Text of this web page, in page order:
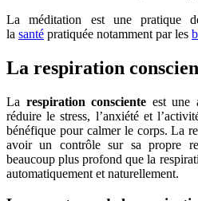
La méditation est une pratique
la santé pratiquée notamment par les
La respiration
La respiration consciente est une
réduire le stress, l’anxiété et
bénéfique pour calmer le corps. La
avoir un contrôle sur sa propre
beaucoup plus profond que la
automatiquement et naturellement.